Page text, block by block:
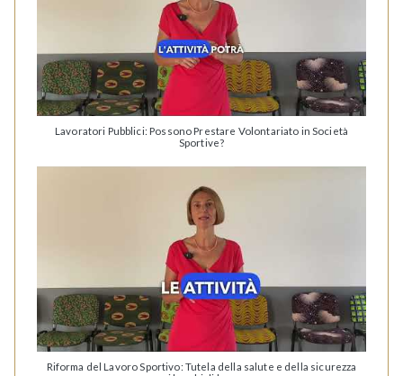
Lavoratori Pubblici: Possono Prestare Volontariato in Società
Sportive?
Riforma del Lavoro Sportivo: Tutela della salute e della sicurezza